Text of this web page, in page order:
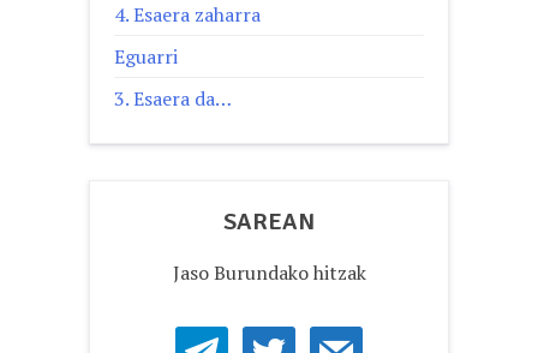
4. Esaera zaharra
Eguarri
3. Esaera da…
SAREAN
Jaso Burundako hitzak
telegram twitter mail